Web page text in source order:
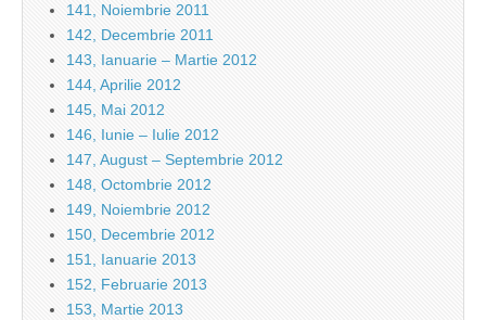
141, Noiembrie 2011
142, Decembrie 2011
143, Ianuarie – Martie 2012
144, Aprilie 2012
145, Mai 2012
146, Iunie – Iulie 2012
147, August – Septembrie 2012
148, Octombrie 2012
149, Noiembrie 2012
150, Decembrie 2012
151, Ianuarie 2013
152, Februarie 2013
153, Martie 2013